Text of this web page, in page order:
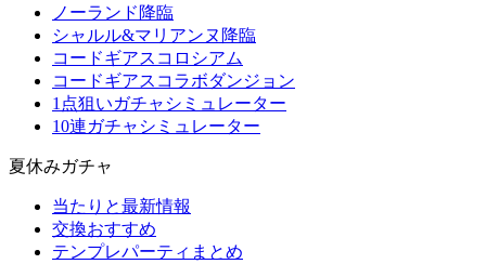
ノーランド降臨
シャルル&マリアンヌ降臨
コードギアスコロシアム
コードギアスコラボダンジョン
1点狙いガチャシミュレーター
10連ガチャシミュレーター
夏休みガチャ
当たりと最新情報
交換おすすめ
テンプレパーティまとめ